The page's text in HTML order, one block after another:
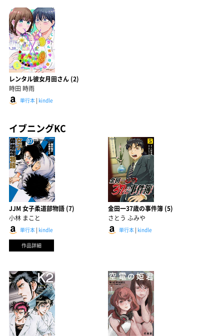
レンタル彼女月田さん (2)
時田 時雨
単行本 | kindle
イブニングKC
JJM 女子柔道部物語 (7)
小林 まこと
単行本 | kindle
作品詳細
金田一37歳の事件簿 (5)
さとう ふみや
単行本| kindle